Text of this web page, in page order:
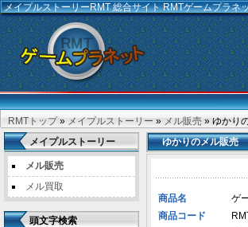
メイプルストーリーRMT総合サイト RMTゲームプラネ
RMTトップ » メイプルストーリー » メル販売 » ゆかり
メイプルストーリー
メル販売
メル買取
頭文字検索
ゆかりのメル販売
商品名
ゲ
商品コード